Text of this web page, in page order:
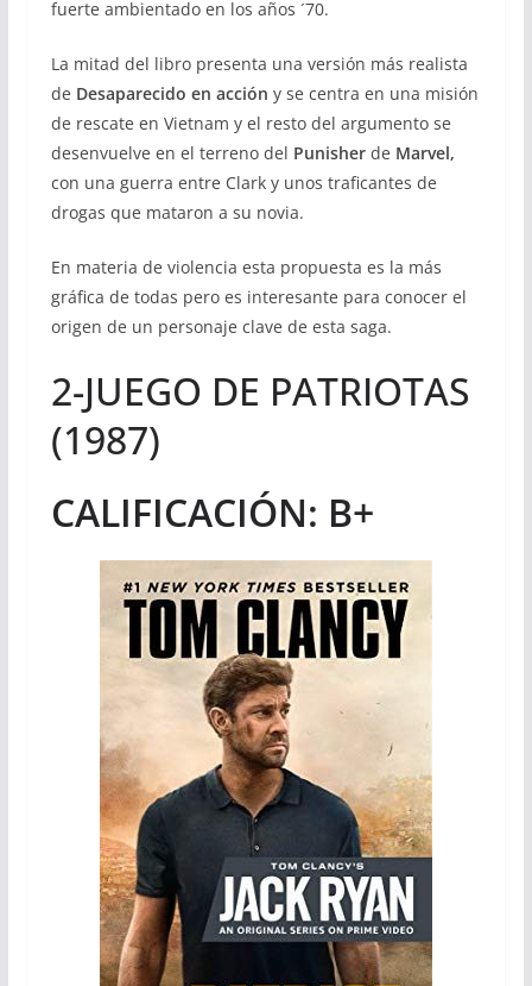
fuerte ambientado en los años ´70.
La mitad del libro presenta una versión más realista
de Desaparecido en acción y se centra en una misión
de rescate en Vietnam y el resto del argumento se
desenvuelve en el terreno del Punisherde Marvel,
con una guerra entre Clark y unos traficantes de
drogas que mataron a su novia.
En materia de violencia esta propuesta es la más
gráfica de todas pero es interesante para conocer el
origen de un personaje clave de esta saga.
2-JUEGO DE PATRIOTAS
(1987)
CALIFICACIÓN: B+